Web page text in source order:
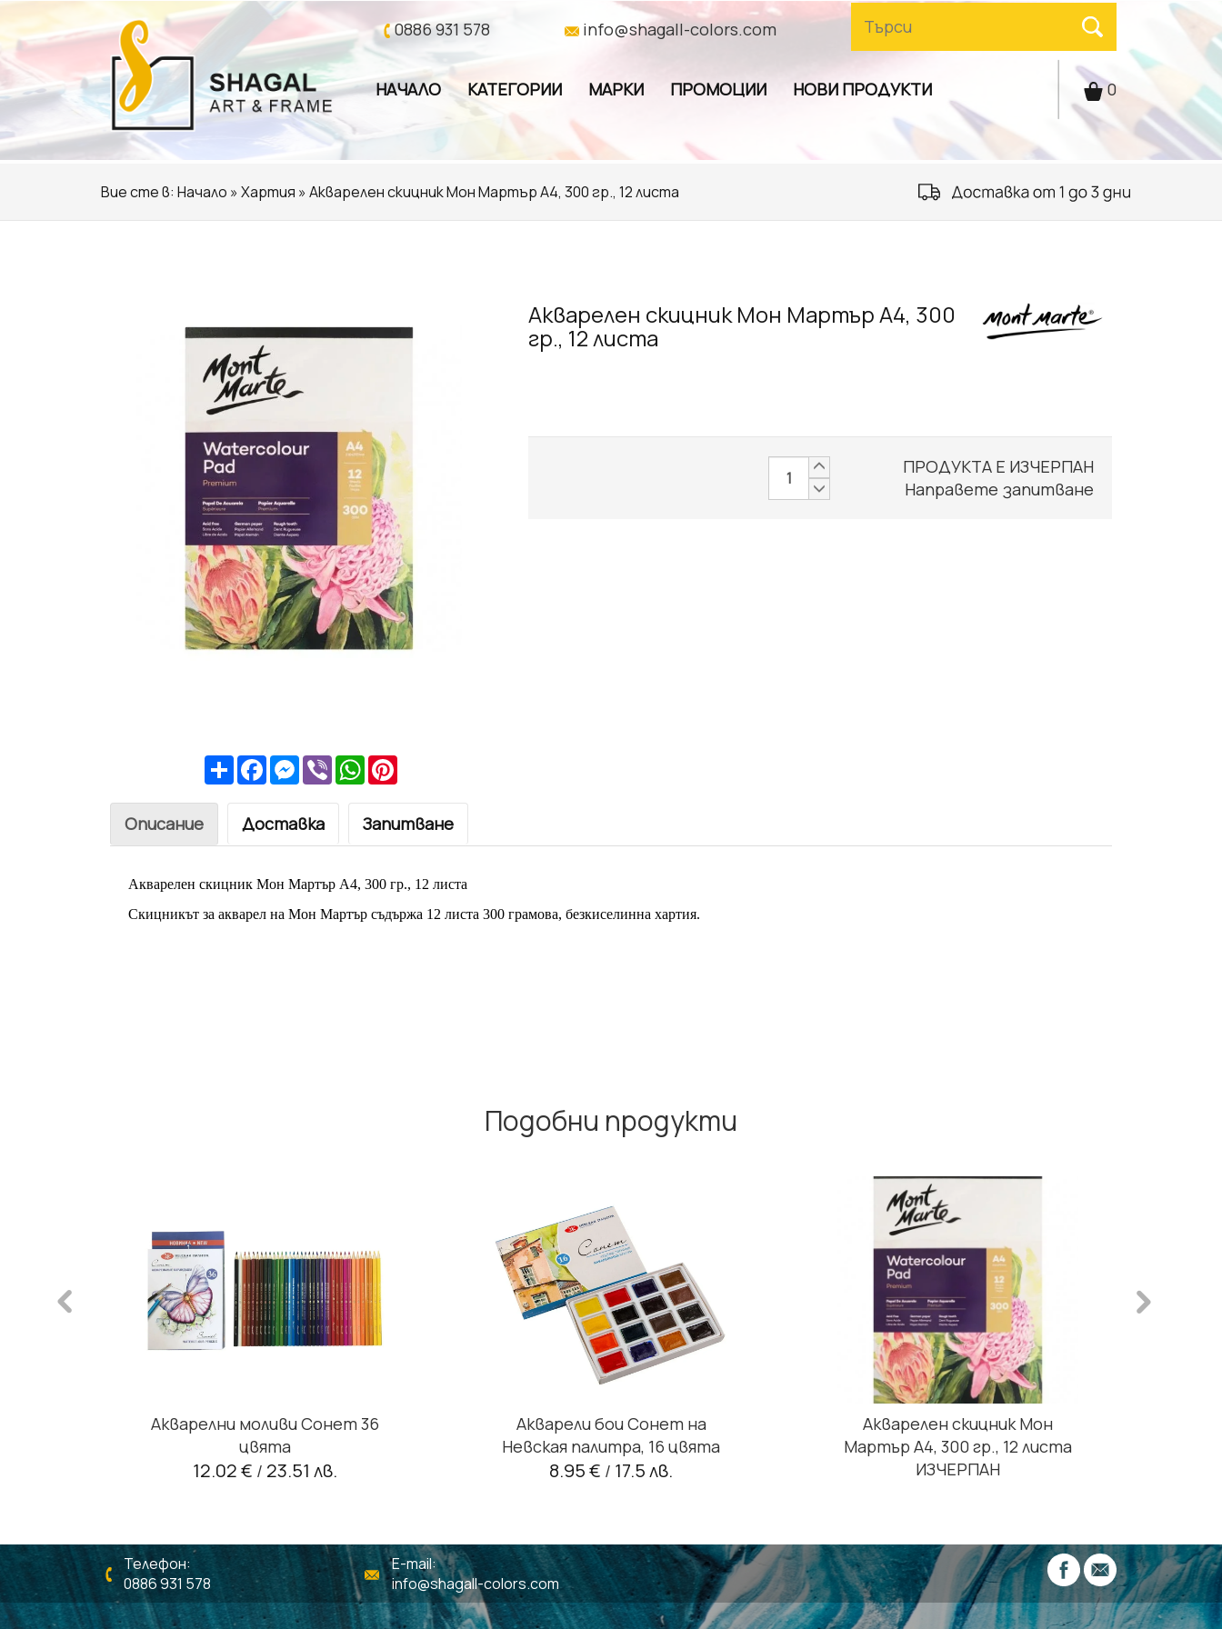
0886 931 578 info@shagall-colors.com
НАЧАЛО КАТЕГОРИИ МАРКИ ПРОМОЦИИ НОВИ ПРОДУКТИ 0
Вие сте в: Начало » Хартия » Акварелен скицник Мон Мартър А4, 300 гр., 12 листа
ShareFacebook
Messenger
ViberWhatsApp
Акварелен скицник Мон Мартър А4, 300
гр., 12 листа
ПРОДУКТА Е ИЗЧЕРПАН
Направете запитване
Описание Доставка Запитване
Акварелен скицник Мон Мартър А4, 300 гр., 12 листа
Скицникът за акварел на Мон Мартър съдържа 12 листа 300 грамова, безкиселинна хартия.
Подобни продукти
Акварелни моливи Сонет 36
цвята
12.02 € / 23.51 лв.
Акварели бои Сонет на
Невская палитра, 16 цвята
8.95 € / 17.5 лв.
Акварелен скицник Мон
Мартър А4, 300 гр., 12 листа
ИЗЧЕРПАН
Телефон:
0886 931 578
E-mail:
info@shagall-colors.com